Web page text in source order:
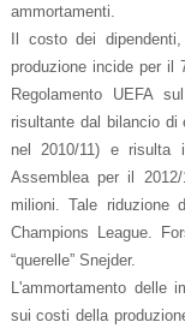
ammortamenti.
Il costo dei
produzione incide per il
Regolamento UEFA
risultante dal bilancio
nel 2010/11) e risulta
Assemblea per il
milioni. Tale riduzione
Champions League.
“querelle” Snejder.
L'ammortamento delle
sui costi della